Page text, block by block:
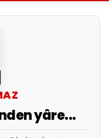
yâre...